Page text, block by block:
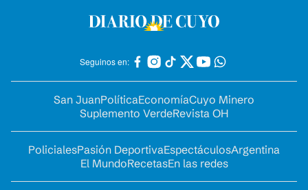
Seguinos en:
San JuanPolíticaEconomíaCuyo Minero
Suplemento VerdeRevista OH
PolicialesPasión DeportivaEspectáculosArgentina
El MundoRecetasEn las redes